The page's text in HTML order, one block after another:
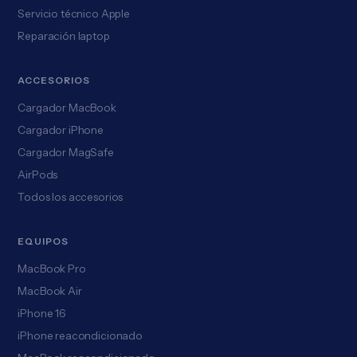
Servicio técnico Apple
Reparación laptop
ACCESORIOS
Cargador MacBook
Cargador iPhone
Cargador MagSafe
AirPods
Todos los accesorios
EQUIPOS
MacBook Pro
MacBook Air
iPhone 16
iPhone reacondicionado